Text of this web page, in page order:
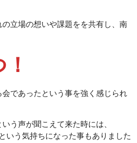
立場の想いや課題をを共有し、南
であったという事を強く感じられ
う声が聞こえて来た時には、
いう気持ちになった事もありました